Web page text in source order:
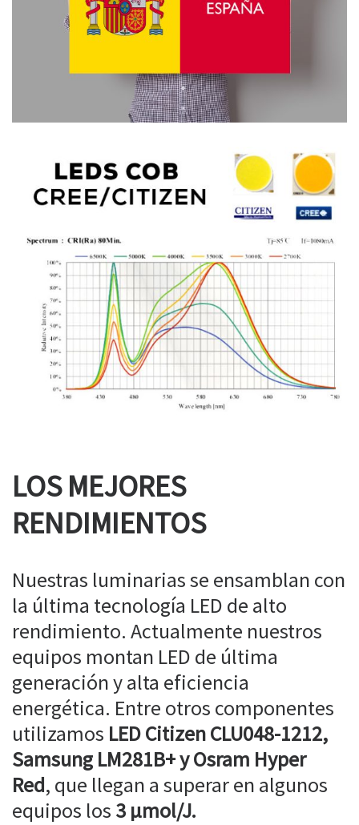
LOS MEJORES
RENDIMIENTOS
Nuestras luminarias se ensamblan con
la última tecnología LED de alto
rendimiento. Actualmente nuestros
equipos montan LED de última
generación y alta eficiencia
energética. Entre otros componentes
utilizamos LED Citizen CLU048-1212,
Samsung LM281B+ y Osram Hyper
Red, que llegan a superar en algunos
equipos los 3 µmol/J.